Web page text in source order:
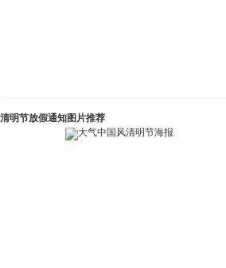
清明节放假通知图片推荐